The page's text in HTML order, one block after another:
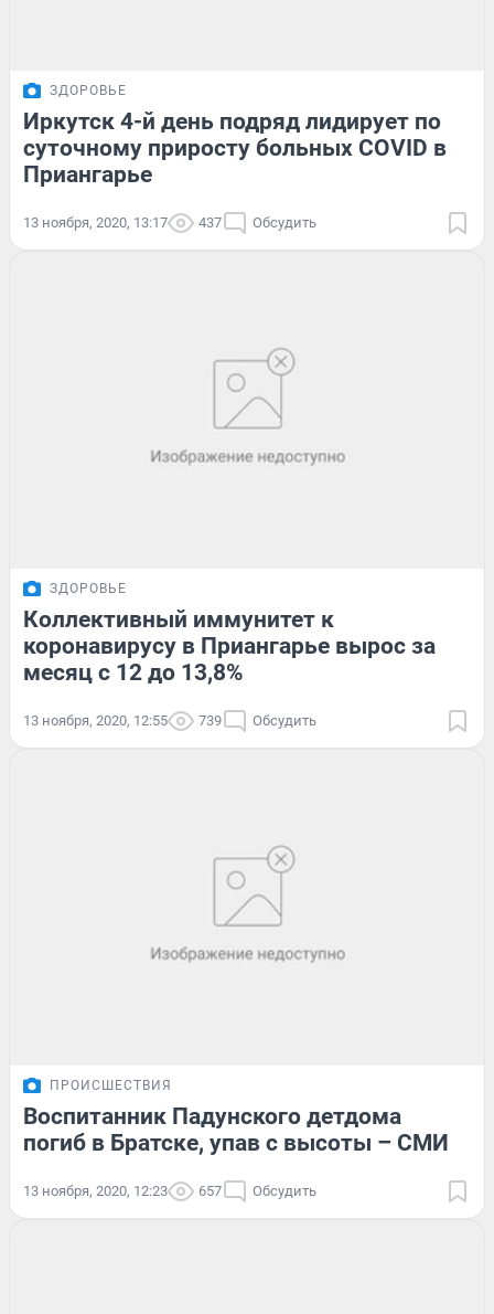
ЗДОРОВЬЕ
Иркутск 4-й день подряд лидирует по
суточному приросту больных COVID в
Приангарье
13 ноября, 2020, 13:17 437 Обсудить
ЗДОРОВЬЕ
Коллективный иммунитет к
коронавирусу в Приангарье вырос за
месяц с 12 до 13,8%
13 ноября, 2020, 12:55 739 Обсудить
ПРОИСШЕСТВИЯ
Воспитанник Падунского детдома
погиб в Братске, упав с высоты – СМИ
13 ноября, 2020, 12:23 657 Обсудить